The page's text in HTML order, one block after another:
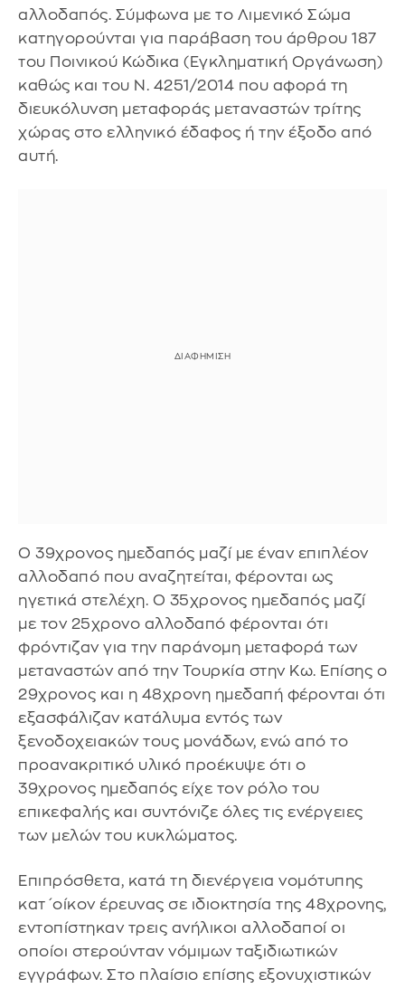
αλλοδαπός. Σύμφωνα με το Λιμενικό Σώμα
κατηγορούνται για παράβαση του άρθρου 187
του Ποινικού Κώδικα (Εγκληματική Οργάνωση)
καθώς και του Ν. 4251/2014 που αφορά τη
διευκόλυνση μεταφοράς μεταναστών τρίτης
χώρας στο ελληνικό έδαφος ή την έξοδο από
αυτή.
Ο 39χρονος ημεδαπός μαζί με έναν επιπλέον
αλλοδαπό που αναζητείται, φέρονται ως
ηγετικά στελέχη. Ο 35χρονος ημεδαπός μαζί
με τον 25χρονο αλλοδαπό φέρονται ότι
φρόντιζαν για την παράνομη μεταφορά των
μεταναστών από την Τουρκία στην Κω. Επίσης ο
29χρονος και η 48χρονη ημεδαπή φέρονται ότι
εξασφάλιζαν κατάλυμα εντός των
ξενοδοχειακών τους μονάδων, ενώ από το
προανακριτικό υλικό προέκυψε ότι ο
39χρονος ημεδαπός είχε τον ρόλο του
επικεφαλής και συντόνιζε όλες τις ενέργειες
των μελών του κυκλώματος.
Επιπρόσθετα, κατά τη διενέργεια νομότυπης
κατ΄οίκον έρευνας σε ιδιοκτησία της 48χρονης,
εντοπίστηκαν τρεις ανήλικοι αλλοδαποί οι
οποίοι στερούνταν νόμιμων ταξιδιωτικών
εγγράφων. Στο πλαίσιο επίσης εξονυχιστικών